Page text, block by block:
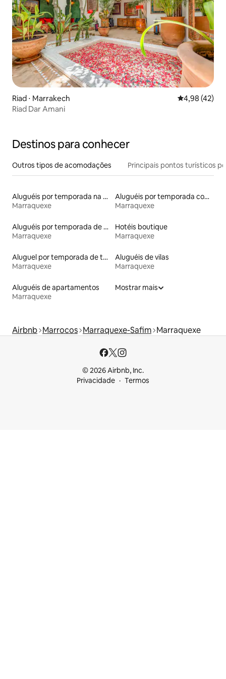
Riad ⋅ Marrakech 4,98 de uma
4,98 (42)
Riad Dar Amani
Destinos para conhecer
Outros tipos de acomodações Principais pontos turísticos
Aluguéis por temporada na orla
Marraquexe
Aluguéis por temporada com café da manhã
Marraquexe
Aluguéis por temporada de acomodações de luxo
Marraquexe
Hotéis boutique
Marraquexe
Aluguel por temporada de townhouses
Marraquexe
Aluguéis de vilas
Marraquexe
Aluguéis de apartamentos
Marraquexe
Mostrar mais
Airbnb Marrocos Marraquexe-Safim Marraquexe
© 2026 Airbnb, Inc.
Privacidade
Termos